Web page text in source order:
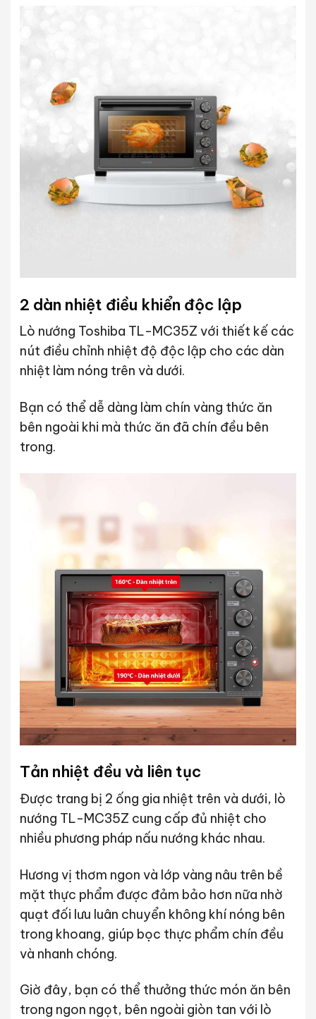
2 dàn nhiệt điều khiển độc lập
Lò nướng Toshiba TL-MC35Z với thiết kế các
nút điều chỉnh nhiệt độ độc lập cho các dàn
nhiệt làm nóng trên và dưới.
Bạn có thể dễ dàng làm chín vàng thức ăn
bên ngoài khi mà thức ăn đã chín đều bên
trong.
Tản nhiệt đều và liên tục
Được trang bị 2 ống gia nhiệt trên và dưới, lò
nướng TL-MC35Z cung cấp đủ nhiệt cho
nhiều phương pháp nấu nướng khác nhau.
Hương vị thơm ngon và lớp vàng nâu trên bề
mặt thực phẩm được đảm bảo hơn nữa nhờ
quạt đối lưu luân chuyển không khí nóng bên
trong khoang, giúp bọc thực phẩm chín đều
và nhanh chóng.
Giờ đây, bạn có thể thưởng thức món ăn bên
trong ngon ngọt, bên ngoài giòn tan với lò